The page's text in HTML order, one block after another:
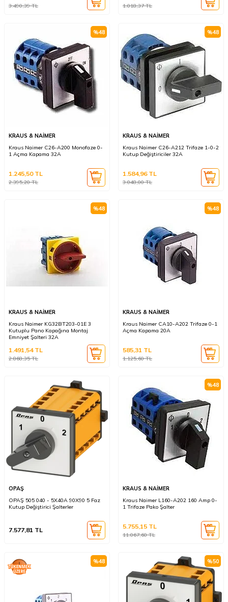
3.490,39TL 1.018,37TL
%48
KRAUS & NAİMER
Kraus Naimer C26-A200 Monofaze 0-
1 Açma Kapama 32A
2.395,20TL
1.245,50TL
%48
KRAUS & NAİMER
Kraus Naimer C26-A212 Trifaze 1-0-2
Kutup Değiştiriciler 32A
3.048,00TL
1.584,96TL
%48
KRAUS & NAİMER
Kraus Naimer KG32BT203-01E 3
Kutuplu Pano Kapağına Montaj
Emniyet Şalteri 32A
2.868,35TL
1.491,54TL
%48
KRAUS & NAİMER
Kraus Naimer CA10-A202 Trifaze 0-1
Açma Kapama 20A
1.125,60TL
585,31 TL
OPAŞ
OPAŞ 505 040 - 5X40A 90X90 5 Faz
Kutup Değiştirici Şalterler
7.577,81 TL
%48
KRAUS & NAİMER
Kraus Naimer L160-A202 160 Amp 0-
1 Trifaze Pako Şalter
11.067,60TL
5.755,15 TL
%48 %50